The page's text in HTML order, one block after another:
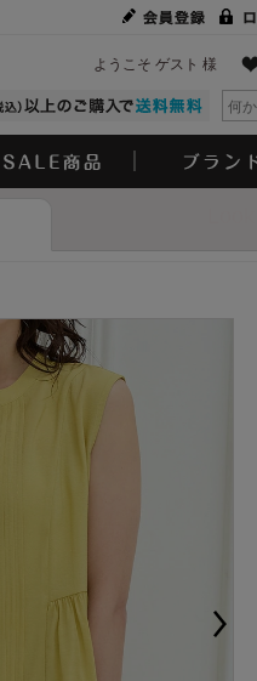
ようこそ ゲスト 様